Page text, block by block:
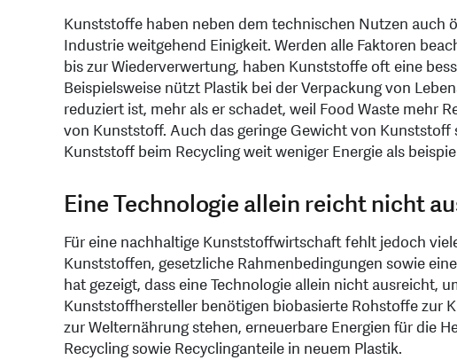
Kunststoffe haben neben dem technischen Nutzen auch
Industrie weitgehend Einigkeit. Werden alle Faktoren
bis zur Wiederverwertung, haben Kunststoffe oft eine
Beispielsweise nützt Plastik bei der Verpackung von
reduziert ist, mehr als er schadet, weil Food Waste mehr
von Kunststoff. Auch das geringe Gewicht von
Kunststoff beim Recycling weit weniger Energie als
Eine Technologie allein reicht nicht
Für eine nachhaltige Kunststoffwirtschaft fehlt jedoch
Kunststoffen, gesetzliche Rahmenbedingungen sowie
hat gezeigt, dass eine Technologie allein nicht ausreicht,
Kunststoffhersteller benötigen biobasierte Rohstoffe zur
zur Welternährung stehen, erneuerbare Energien für die
Recycling sowie Recyclinganteile in neuem Plastik.